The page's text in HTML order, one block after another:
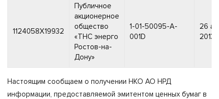
1124058X19932
Публичное
акционерное
общество
«ТНС энерго
Ростов-на-
Дону»
1-01-50095-A-
001D
26
2013
Настоящим сообщаем о получении НКО АО НРД
информации, предоставляемой эмитентом ценных бумаг в